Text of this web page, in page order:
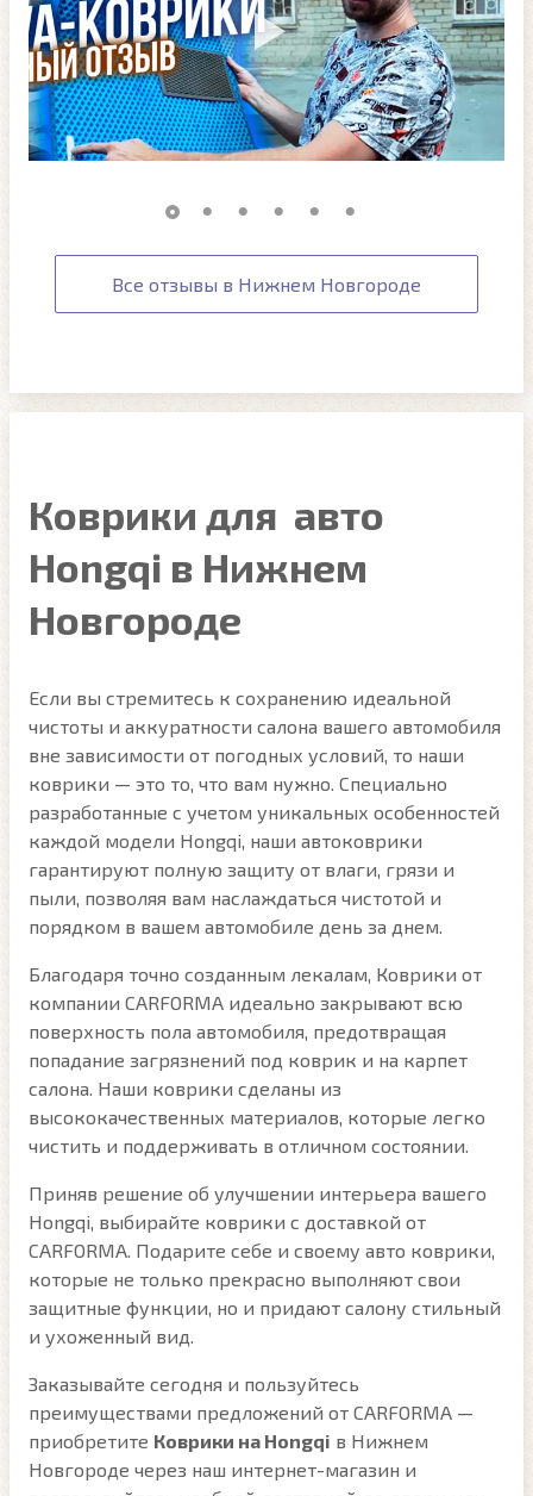
Все отзывы в Нижнем Новгороде
Коврики для авто
Hongqi в Нижнем
Новгороде
Если вы стремитесь к сохранению идеальной
чистоты и аккуратности салона вашего автомобиля
вне зависимости от погодных условий, то наши
коврики — это то, что вам нужно. Специально
разработанные с учетом уникальных особенностей
каждой модели Hongqi, наши автоковрики
гарантируют полную защиту от влаги, грязи и
пыли, позволяя вам наслаждаться чистотой и
порядком в вашем автомобиле день за днем.
Благодаря точно созданным лекалам, Коврики от
компании CARFORMA идеально закрывают всю
поверхность пола автомобиля, предотвращая
попадание загрязнений под коврик и на карпет
салона. Наши коврики сделаны из
высококачественных материалов, которые легко
чистить и поддерживать в отличном состоянии.
Приняв решение об улучшении интерьера вашего
Hongqi, выбирайте коврики с доставкой от
CARFORMA. Подарите себе и своему авто коврики,
которые не только прекрасно выполняют свои
защитные функции, но и придают салону стильный
и ухоженный вид.
Заказывайте сегодня и пользуйтесь
преимуществами предложений от CARFORMA —
приобретите Коврики на Hongqi в Нижнем
Новгороде через наш интернет-магазин и